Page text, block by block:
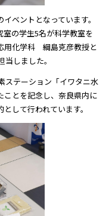
ベントとなっています。
の学生5名が科学教室を
用化学科 綱島克彦教授と
しました。
ステーション「イワタニ水
ことを記念し、奈良県内に
して行われています。